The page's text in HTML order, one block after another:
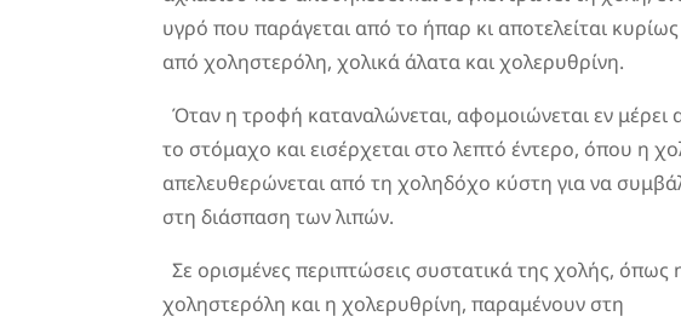
υγρό που παράγεται από το ήπαρ κι αποτελείται κυρίως
από χοληστερόλη, χολικά άλατα και χολερυθρίνη.
Όταν η τροφή καταναλώνεται, αφομοιώνεται εν μέρει
το στόμαχο και εισέρχεται στο λεπτό έντερο, όπου η
απελευθερώνεται από τη χοληδόχο κύστη για να
στη διάσπαση των λιπών.
Σε ορισμένες περιπτώσεις συστατικά της χολής, όπως
χοληστερόλη και η χολερυθρίνη, παραμένουν στη